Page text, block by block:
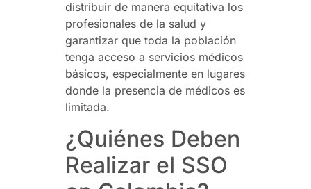
distribuir de manera equitativa los
profesionales de la salud y
garantizar que toda la población
tenga acceso a servicios médicos
básicos, especialmente en lugares
donde la presencia de médicos es
limitada.
¿Quiénes Deben
Realizar el SSO